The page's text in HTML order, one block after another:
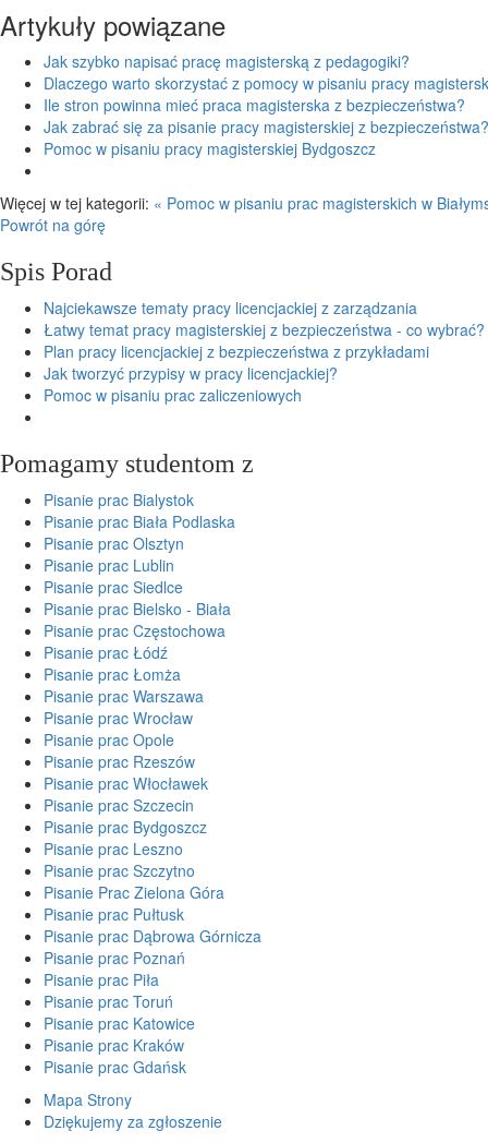
Artykuły powiązane
Jak szybko napisać pracę magisterską z pedagogiki?
Dlaczego warto skorzystać z pomocy w pisaniu pracy
Ile stron powinna mieć praca magisterska z bezpieczeństwa?
Jak zabrać się za pisanie pracy magisterskiej z bezpieczeństwa?
Pomoc w pisaniu pracy magisterskiej Bydgoszcz
Więcej w tej kategorii: « Pomoc w pisaniu prac magisterskich w
Powrót na górę
Spis Porad
Najciekawsze tematy pracy licencjackiej z zarządzania
Łatwy temat pracy magisterskiej z bezpieczeństwa - co wybrać?
Plan pracy licencjackiej z bezpieczeństwa z przykładami
Jak tworzyć przypisy w pracy licencjackiej?
Pomoc w pisaniu prac zaliczeniowych
Pomagamy studentom z
Pisanie prac Bialystok
Pisanie prac Biała Podlaska
Pisanie prac Olsztyn
Pisanie prac Lublin
Pisanie prac Siedlce
Pisanie prac Bielsko - Biała
Pisanie prac Częstochowa
Pisanie prac Łódź
Pisanie prac Łomża
Pisanie prac Warszawa
Pisanie prac Wrocław
Pisanie prac Opole
Pisanie prac Rzeszów
Pisanie prac Włocławek
Pisanie prac Szczecin
Pisanie prac Bydgoszcz
Pisanie prac Leszno
Pisanie prac Szczytno
Pisanie Prac Zielona Góra
Pisanie prac Pułtusk
Pisanie prac Dąbrowa Górnicza
Pisanie prac Poznań
Pisanie prac Piła
Pisanie prac Toruń
Pisanie prac Katowice
Pisanie prac Kraków
Pisanie prac Gdańsk
Mapa Strony
Dziękujemy za zgłoszenie